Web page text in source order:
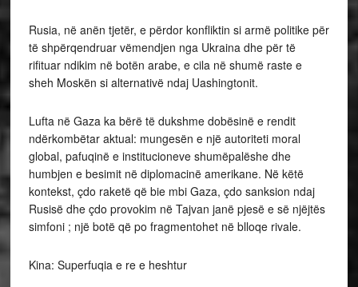
Rusia, në anën tjetër, e përdor konfliktin si armë politike për
të shpërqendruar vëmendjen nga Ukraina dhe për të
rifituar ndikim në botën arabe, e cila në shumë raste e
sheh Moskën si alternativë ndaj Uashingtonit.
Lufta në Gaza ka bërë të dukshme dobësinë e rendit
ndërkombëtar aktual: mungesën e një autoriteti moral
global, pafuqinë e institucioneve shumëpalëshe dhe
humbjen e besimit në diplomacinë amerikane. Në këtë
kontekst, çdo raketë që bie mbi Gaza, çdo sanksion ndaj
Rusisë dhe çdo provokim në Tajvan janë pjesë e së njëjtës
simfoni ; një botë që po fragmentohet në blloqe rivale.
Kina: Superfuqia e re e heshtur